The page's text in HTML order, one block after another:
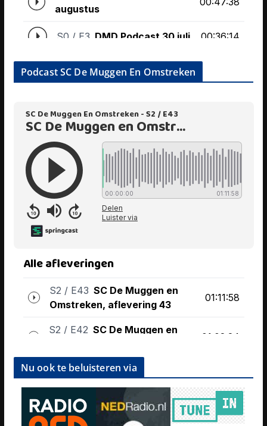
Podcast SC De Muggen En Omstreken
Nu ook te beluisteren via